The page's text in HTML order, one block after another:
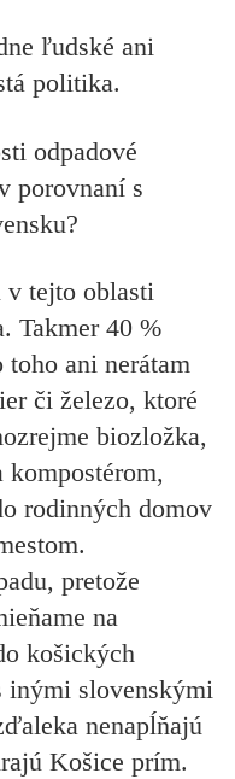
ľudské ani
politika.
odpadové
porovnaní s
v tejto oblasti
Takmer 40 %
ani nerátam
či železo, ktoré
biozložka,
rodinných domov
pretože
na
košických
inými slovenskými
nenapĺňajú
Košice prím.